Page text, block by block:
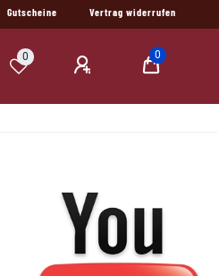
Gutscheine Vertrag widerrufen
0 0